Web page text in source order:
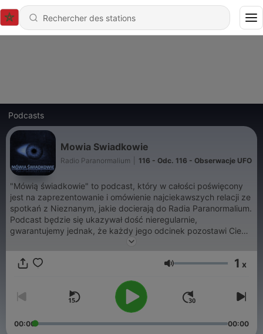
Podcasts
Mowia Swiadkowie
Radio Paranormalium 116 - Odc. 116 - Obserwacje UFO
"Mówią świadkowie" to podcast, który w całości poświęcony
jest na zaprezentowanie i omówienie najciekawszych relacji ze
spotkań z Nieznanym, jakie docierają do Radia Paranormalium.
Podcast będzie się ukazywał dość nieregularnie,
gwarantujemy jednak, że każdy jego odcinek pozostawi Ciebie
Drogi Słuchaczu i Ciebie Droga Słuchaczko z mnóstwem pytań
Volume 1 x
00:00 00:00